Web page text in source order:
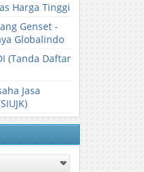
Harga Tinggi
Genset -
Globalindo
(Tanda Daftar
Jasa